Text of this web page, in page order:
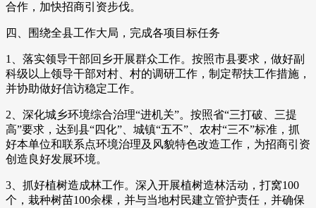
合作，加快招商引资步伐。
四、围绕全县工作大局，完成各项目标任务
1、落实领导干部回乡开展群众工作。按照市县要求，做好副
科级以上领导干部对村、村的调研工作，制定帮扶工作措施，
并协助做好信访稳定工作。
2、深化城乡环境综合治理“进机关”。按照省“三打破、三提
高”要求，达到县“四化”、城镇“五不”、农村“三不”标准，抓
好本单位和联系点环境治理及风貌特色改造工作，为招商引资
创造良好发展环境。
3、抓好植树造成林工作。深入开展植树造林活动，打窝100
个，栽种树苗100余棵，并与当地村民建立管护责任，并确保